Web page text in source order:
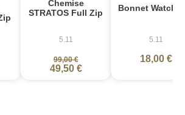
Chemise
STRATOS Full Zip
5.11
99,00 €
49,50 €
Bonnet Watch
5.11
18,00 €